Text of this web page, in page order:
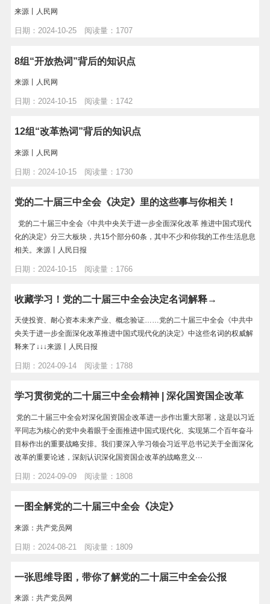
来源丨人民网
日期：2024-10-25 阅读量：1707
8组“开放热词”背后的知识点
来源丨人民网
日期：2024-10-15 阅读量：1742
12组“改革热词”背后的知识点
来源丨人民网
日期：2024-10-15 阅读量：1730
党的二十届三中全会《决定》里的这些事与你相关！
党的二十届三中全会《中共中央关于进一步全面深化改革 推进中国式现代
化的决定》分三大板块，共15个部分60条，其中不少和你我的工作生活息息
相关。来源丨人民日报
日期：2024-10-15 阅读量：1766
收藏学习！党的二十届三中全会决定名词解释→
天使投资、耐心资本未来产业、概念验证……党的二十届三中全会《中共中
央关于进一步全面深化改革推进中国式现代化的决定》中这些名词的权威解
释来了↓↓↓来源丨人民日报
日期：2024-09-14 阅读量：1788
学习贯彻党的二十届三中全会精神 | 深化国资国企改革
党的二十届三中全会对深化国资国企改革进一步作出重大部署，这是以习近
平同志为核心的党中央着眼于全面推进中国式现代化、实现第二个百年奋斗
目标作出的重要战略安排。我们要深入学习领会习近平总书记关于全面深化
改革的重要论述，深刻认识深化国资国企改革的战略意义···
日期：2024-09-09 阅读量：1808
一图全解党的二十届三中全会《决定》
来源：共产党员网
日期：2024-08-21 阅读量：1809
一张思维导图，带你了解党的二十届三中全会公报
来源：共产党员网